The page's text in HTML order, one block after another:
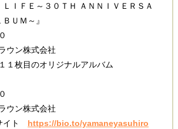
ＬＩＦＥ～３０ＴＨ ＡＮＮＩＶＥＲＳＡ
ＵＭ～』
ウン株式会社
１枚目のオリジナルアルバム
ウン株式会社
イト https://bio.to/yamaneyasuhiro